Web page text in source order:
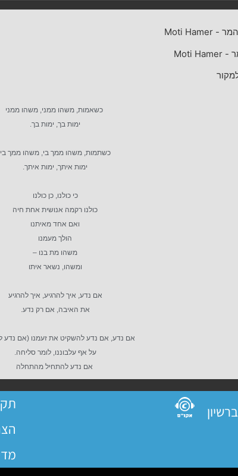
-
Moti Hamer
-
Moti Hamer
כשאמות, משהו ממני, משהו ממני
ימות בך, ימות בך.
כשתמות, משהו ממך בי, משהו ממך בי
ימות איתך, ימות איתך.
כי כולנו, כן כולנו
כולנו רקמה אנושית אחת חיה
ואם אחד מאיתנו
הולך מעמנו
משהו מת בנו –
ומשהו, נשאר איתו
אם נדע, איך להרגיע, איך להרגיע
את האיבה, אם רק נדע.
אם נדע, אם נדע להשקיט את זעמנו (אם נדע
על אף עלבוננו, לומר סליחה.
אם נדע להתחיל מהתחלה